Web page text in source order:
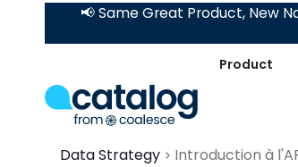
Product
📢 Same Great Product, New
Data Strategy Introduction à